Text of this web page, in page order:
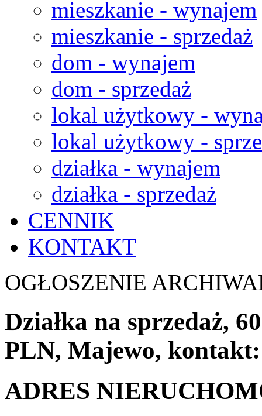
mieszkanie - wynajem
mieszkanie - sprzedaż
dom - wynajem
dom - sprzedaż
lokal użytkowy -
lokal użytkowy -
działka - wynajem
działka - sprzedaż
CENNIK
KONTAKT
OGŁOSZENIE
Działka na sprzedaż,
PLN, Majewo, kontakt:
ADRES